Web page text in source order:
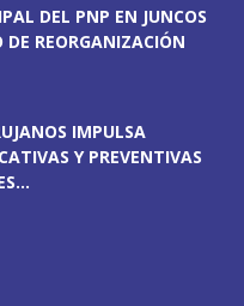
DEL PNP EN JUNCOS
DE REORGANIZACIÓN
IMPULSA
Y PREVENTIVAS